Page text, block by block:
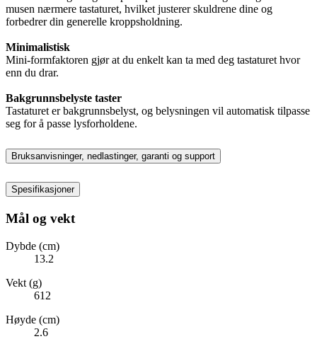
musen nærmere tastaturet, hvilket justerer skuldrene dine og
forbedrer din generelle kroppsholdning.
Minimalistisk
Mini-formfaktoren gjør at du enkelt kan ta med deg tastaturet hvor
enn du drar.
Bakgrunnsbelyste taster
Tastaturet er bakgrunnsbelyst, og belysningen vil automatisk tilpasse
seg for å passe lysforholdene.
Bruksanvisninger, nedlastinger, garanti og support
Spesifikasjoner
Mål og vekt
Dybde (cm)
13.2
Vekt (g)
612
Høyde (cm)
2.6